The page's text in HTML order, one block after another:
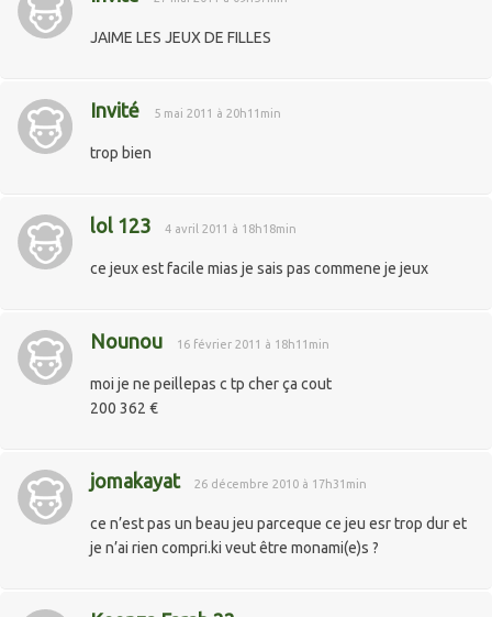
JAIME LES JEUX DE FILLES
Invité 5 mai 2011 à 20h11min
trop bien
lol 123 4 avril 2011 à 18h18min
ce jeux est facile mias je sais pas commene je jeux
Nounou 16 février 2011 à 18h11min
moi je ne peillepas c tp cher ça cout
200 362 €
jomakayat 26 décembre 2010 à 17h31min
ce n’est pas un beau jeu parceque ce jeu esr trop dur et
je n’ai rien compri.ki veut être monami(e)s ?